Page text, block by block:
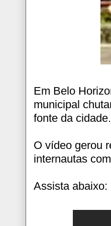
Em Belo
municipal
fonte da cidade.
O vídeo gerou
internautas
Assista abaixo: